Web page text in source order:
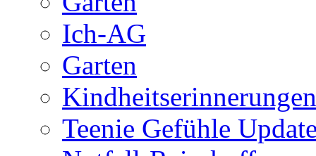
Ich-AG
Garten
Kindheitserinnerungen
Teenie Gefühle